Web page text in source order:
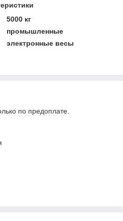
5000 кг
промышленные
электронные весы
по предоплате.